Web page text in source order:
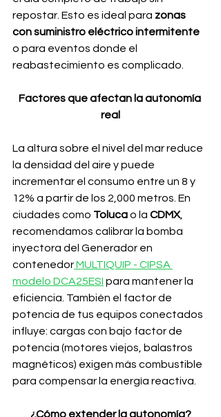
repostar. Esto es ideal para zonas
con suministro eléctrico intermitente
o para eventos donde el
reabastecimiento es complicado.
Factores que afectan la autonomía
real
La altura sobre el nivel del mar reduce
la densidad del aire y puede
incrementar el consumo entre un 8 y
12% a partir de los 2,000 metros. En
ciudades como Toluca o la CDMX,
recomendamos calibrar la bomba
inyectora del Generador en
contenedor MULTIQUIP - CIPSA
modelo DCA25ESI para mantener la
eficiencia. También el factor de
potencia de tus equipos conectados
influye: cargas con bajo factor de
potencia (motores viejos, balastros
magnéticos) exigen más combustible
para compensar la energía reactiva.
¿Cómo extender la autonomía?